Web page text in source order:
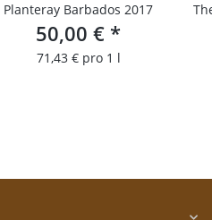
Planteray Barbados 2017
50,00 € *
71,43 € pro 1 l